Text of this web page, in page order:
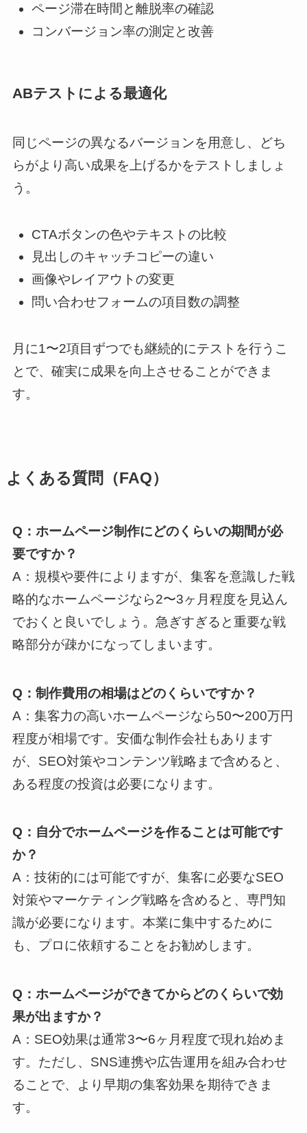
ページ滞在時間と離脱率の確認
コンバージョン率の測定と改善
ABテストによる最適化
同じページの異なるバージョンを用意し、どち
らがより高い成果を上げるかをテストしましょ
う。
CTAボタンの色やテキストの比較
見出しのキャッチコピーの違い
画像やレイアウトの変更
問い合わせフォームの項目数の調整
月に1〜2項目ずつでも継続的にテストを行うこ
とで、確実に成果を向上させることができま
す。
よくある質問（FAQ）
Q：ホームページ制作にどのくらいの期間が必
要ですか？
A：規模や要件によりますが、集客を意識した戦
略的なホームページなら2〜3ヶ月程度を見込ん
でおくと良いでしょう。急ぎすぎると重要な戦
略部分が疎かになってしまいます。
Q：制作費用の相場はどのくらいですか？
A：集客力の高いホームページなら50〜200万円
程度が相場です。安価な制作会社もあります
が、SEO対策やコンテンツ戦略まで含めると、
ある程度の投資は必要になります。
Q：自分でホームページを作ることは可能です
か？
A：技術的には可能ですが、集客に必要なSEO
対策やマーケティング戦略を含めると、専門知
識が必要になります。本業に集中するために
も、プロに依頼することをお勧めします。
Q：ホームページができてからどのくらいで効
果が出ますか？
A：SEO効果は通常3〜6ヶ月程度で現れ始めま
す。ただし、SNS連携や広告運用を組み合わせ
ることで、より早期の集客効果を期待できま
す。